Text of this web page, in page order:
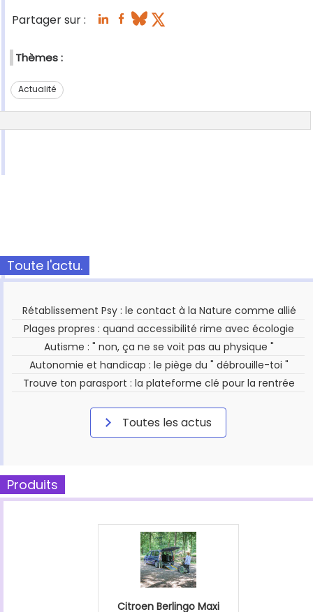
Partager sur :
Thèmes :
Actualité
Toute l'actu.
Rétablissement Psy : le contact à la Nature comme allié
Plages propres : quand accessibilité rime avec écologie
Autisme : " non, ça ne se voit pas au physique "
Autonomie et handicap : le piège du " débrouille-toi "
Trouve ton parasport : la plateforme clé pour la rentrée
Toutes les actus
Produits
Citroen Berlingo Maxi